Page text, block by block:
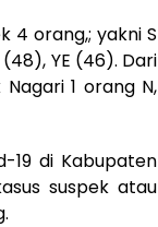
4 orang,; yakni S
YE (46). Dari
1 orang N,
19 di Kabupaten
suspek atau